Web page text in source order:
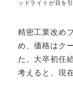
ッドライトが目を引
精密工業改め
め、価格はク
た。大卒初任
考えると、現